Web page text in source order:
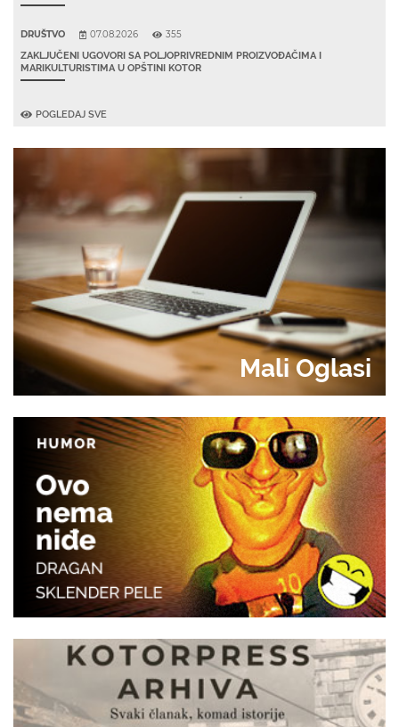
DRUŠTVO 07.08.2026 355
ZAKLJUČENI UGOVORI SA POLJOPRIVREDNIM PROIZVOĐAČIMA I
MARIKULTURISTIMA U OPŠTINI KOTOR
POGLEDAJ SVE
Mali Oglasi